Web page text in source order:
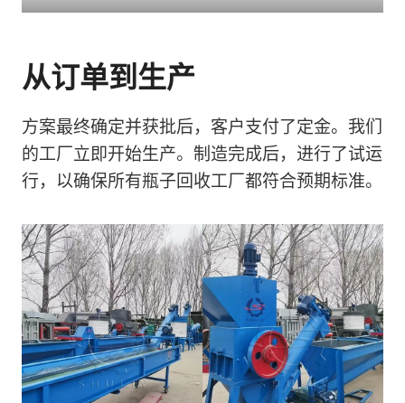
从订单到生产
方案最终确定并获批后，客户支付了定金。我们
的工厂立即开始生产。制造完成后，进行了试运
行，以确保所有瓶子回收工厂都符合预期标准。